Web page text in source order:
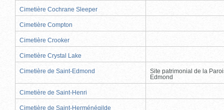
Cimetière Cochrane Sleeper
Cimetière Compton
Cimetière Crooker
Cimetière Crystal Lake
Cimetière de Saint-Edmond
Site patrimonial de la
Edmond
Cimetière de Saint-Henri
Cimetière de Saint-Herménégilde